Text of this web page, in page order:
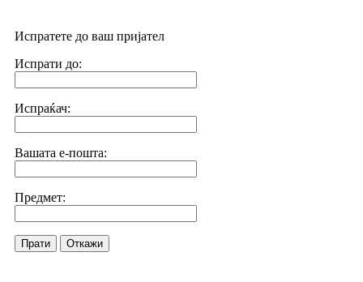
Испратете до ваш пријател
Испрати до:
Испраќач:
Вашата е-пошта:
Предмет:
Прати Откажи